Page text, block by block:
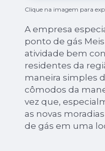
Clique na imagem para
A empresa
ponto de gás
atividade bem
residentes da
maneira simples
cômodos da
vez que,
as novas
de gás em uma